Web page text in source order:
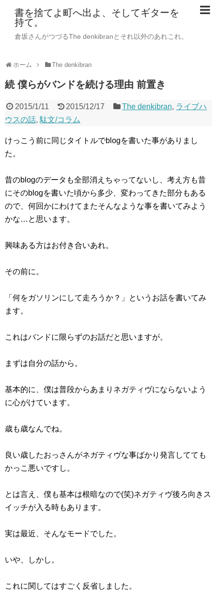
書を捨てよ町へ出よ、そしてギターを
持て。
倉坂さんがつづるThe denkibranとそれ以外のあれこれ。
ホーム The denkibran
続 僕らがバンドを続ける理由 前置き
2015/1/11 2015/12/17 The denkibran, ライブハ
ウスの話, 駄文/コラム
けっこう前に同じタイトルでblogを書いた事がありまし
た。
昔のblogのデータも全部消えちゃってないし、考え方も昔
にそのblogを書いた頃から多少、変わってきた部分もある
ので、何回かにわけてまたそんなような事を書いてみよう
かな…と思います。
興味ある方はお付き合いあれ。
その前に。
「何をガソリンにして走ろうか？」というお話を書いてみ
ます。
これはバンドに限らずのお話だと思いますが。
まずは自分の話から。
基本的に、僕は普段からあまりネガティヴにならないよう
に心がけています。
歳も歳なんでね。
良い歳したおっさんがネガティヴな事ばかり発言してても
かっこ悪いですし。
とは言え、僕も基本は根暗なので(笑)ネガティヴ後ろ向きス
イッチが入る時もあります。
実は最近、そんなモードでした。
いや、しかし。
これに関してはすごく反省しました。